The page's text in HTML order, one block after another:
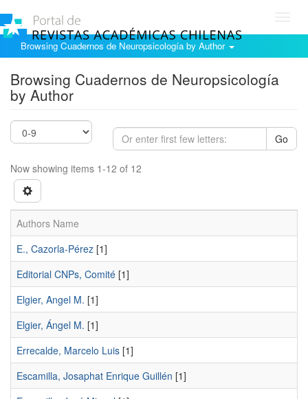
Browsing Cuadernos de Neuropsicología by Author
Browsing Cuadernos de Neuropsicología
by Author
Go
Now showing items 1-12 of 12
Authors Name
E., Cazorla-Pérez [1]
Editorial CNPs, Comité [1]
Elgier, Angel M. [1]
Elgier, Ángel M. [1]
Errecalde, Marcelo Luis [1]
Escamilla, Josaphat Enrique Guillén [1]